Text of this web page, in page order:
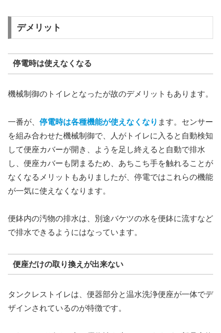
デメリット
停電時は使えなくなる
機械制御のトイレとなったが故のデメリットもあります。
一番が、 停電時は各種機能が使えなくなり ます。センサー
を組み合わせた機械制御で、人がトイレに入ると自動検知
して便座カバーが開き、ようを足し終えると自動で排水
し、便座カバーも閉まるため、あちこち手を触れることが
なくなるメリットもありましたが、停電ではこれらの機能
が一気に使えなくなります。
便鉢内の汚物の排水は、別途バケツの水を便鉢に流すなど
で排水できるようにはなっています。
便座だけの取り換えが出来ない
タンクレストイレは、便器部分と温水洗浄便座が一体でデ
ザインされているのが特徴です。